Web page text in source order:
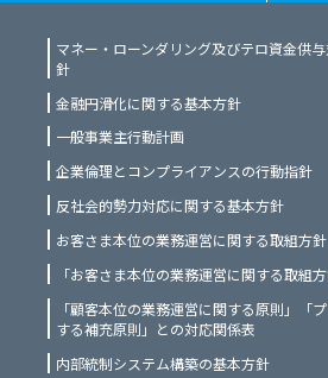
マネー・ローンダリング及びテロ資金供
針
金融円滑化に関する基本方針
一般事業主行動計画
企業倫理とコンプライアンスの行動指針
反社会的勢力対応に関する基本方針
お客さま本位の業務運営に関する取組方針
「お客さま本位の業務運営に関する取組
「顧客本位の業務運営に関する原則」「
する補充原則」との対応関係表
内部統制システム構築の基本方針